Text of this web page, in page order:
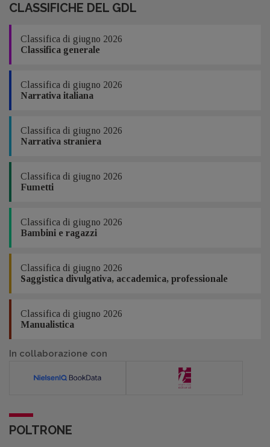
CLASSIFICHE DEL GDL
Classifica di giugno 2026
Classifica generale
Classifica di giugno 2026
Narrativa italiana
Classifica di giugno 2026
Narrativa straniera
Classifica di giugno 2026
Fumetti
Classifica di giugno 2026
Bambini e ragazzi
Classifica di giugno 2026
Saggistica divulgativa, accademica, professionale
Classifica di giugno 2026
Manualistica
In collaborazione con
POLTRONE